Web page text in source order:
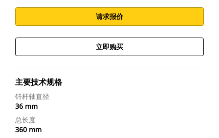
请求报价
立即购买
主要技术规格
钎杆轴直径
36 mm
总长度
360 mm